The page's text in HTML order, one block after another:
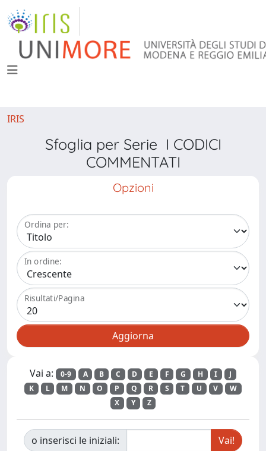
IRIS
Sfoglia per Serie I CODICI
COMMENTATI
Opzioni
Ordina per:
In ordine:
Risultati/Pagina
Vai a: 0-9 A B C D E F G H I
J
K
L M N O P Q R S T U V
W
X
Y Z
o inserisci le iniziali: